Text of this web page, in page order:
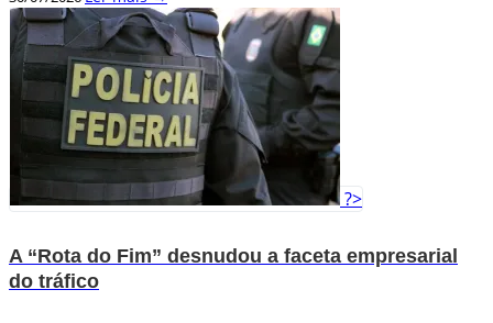
?>
A “Rota do Fim” desnudou a faceta empresarial
do tráfico